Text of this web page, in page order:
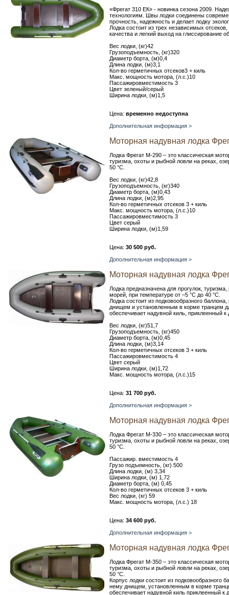
«Фрегат 310 ЕК» - новинка сезона 2009.
технологиям. Швы лодки соединены
прочность, надежность и делает лодку
Лодка состоит из трех независимых
качества и легкий выход на глиссирование
Вес лодки, (кг)42
Грузоподъемность, (кг)320
Диаметр борта, (м)0,4
Длина лодки, (м)3,1
Кол-во герметичных отсеков3 + киль
Макс. мощность мотора, (л.с.)10
Пассажировместимость 3
Цвет зеленый/серый
Ширина лодки, (м)1,5
Цена: временно недоступна
Дополнительная информация >
Моторная надувная лодка
Лодка Фрегат М-290 – это классическая
туризма, охоты и рыбной ловли на реках,
50 °С.
Вес лодки, (кг)42,8
Грузоподъемность, (кг)340
Диаметр борта, (м)0,43
Длина лодки, (м)2,95
Кол-во герметичных отсеков 3 + киль
Макс. мощность мотора, (л.с.)10
Пассажировместимость 3
Цвет серый
Ширина лодки, (м)1,59
Цена: 30 500 руб.
Дополнительная информация >
Моторная надувная лодка
Лодка предназначена для прогулок,
морей, при температуре от –5 °С до 40 °С.
Лодка состоит из подковообразного
днищем и установленным в корме транцем
обеспечивает надувной киль, приклеенный
Вес лодки, (кг)51,7
Грузоподъемность, (кг)450
Диаметр борта, (м)0,45
Длина лодки, (м)3,14
Кол-во герметичных отсеков 3 + киль
Пассажировместимость 4
Цвет серый
Ширина лодки, (м)1,72
Макс. мощность мотора, (л.с.)15
Цена: 31 700 руб.
Дополнительная информация >
Моторная надувная лодка
Лодка Фрегат М-330 – это классическая
туризма, охоты и рыбной ловли на реках,
50 °С.
Пассажир. вместимость 4
Грузо подъемность, (кг) 500
Длина лодки, (м) 3,34
Ширина лодки, (м) 1,72
Диаметр борта, (м) 0,45
Кол-во герметичных отсеков 3 + киль
Вес лодки, (кг) 59
Макс. мощность мотора, (л.с.) 18
Цена: 34 600 руб.
Дополнительная информация >
Моторная надувная лодка
Лодка Фрегат М-350 – это классическая
туризма, охоты и рыбной ловли на реках,
50 °С.
Корпус лодки состоит из подковообразного
нему днищем, установленным в корме
обеспечивает надувной киль приклеенный к